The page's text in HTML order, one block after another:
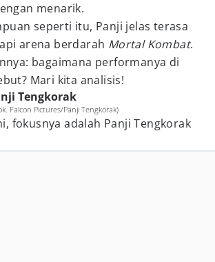
menarik.
seperti itu, Panji jelas terasa
arena berdarah Mortal Kombat.
bagaimana performanya di
Mari kita analisis!
Tengkorak
Falcon Pictures/Panji Tengkorak)
fokusnya adalah Panji Tengkorak